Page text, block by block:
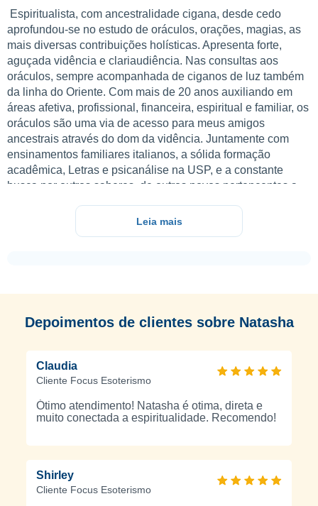
Espiritualista, com ancestralidade cigana, desde cedo
aprofundou-se no estudo de oráculos, orações, magias, as
mais diversas contribuições holísticas. Apresenta forte,
aguçada vidência e clariaudiência. Nas consultas aos
oráculos, sempre acompanhada de ciganos de luz também
da linha do Oriente. Com mais de 20 anos auxiliando em
áreas afetiva, profissional, financeira, espiritual e familiar, os
oráculos são uma via de acesso para meus amigos
ancestrais através do dom da vidência. Juntamente com
ensinamentos familiares italianos, a sólida formação
acadêmica, Letras e psicanálise na USP, e a constante
busca por outros saberes, de outros povos pertencentes a
seriedade com a espiritualidade e em auxiliar de maneira
mais profícua os consulentes, cada oráculo carrega em si
mas aquele tarot , aquele mentor, aquele viés, o elo que os
Ocidental e Oriente sempre e será fulcral em minha vida e
Leia mais
Depoimentos de clientes sobre Natasha
Claudia
Cliente Focus Esoterismo
Ótimo atendimento! Natasha é otima, direta e
muito conectada a espiritualidade. Recomendo!
Shirley
Cliente Focus Esoterismo